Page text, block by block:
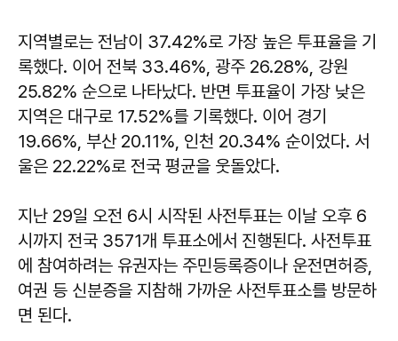
지역별로는 전남이 37.42%로 가장 높은 투표율을 기
록했다. 이어 전북 33.46%, 광주 26.28%, 강원
25.82% 순으로 나타났다. 반면 투표율이 가장 낮은
지역은 대구로 17.52%를 기록했다. 이어 경기
19.66%, 부산 20.11%, 인천 20.34% 순이었다. 서
울은 22.22%로 전국 평균을 웃돌았다.
지난 29일 오전 6시 시작된 사전투표는 이날 오후 6
시까지 전국 3571개 투표소에서 진행된다. 사전투표
에 참여하려는 유권자는 주민등록증이나 운전면허증,
여권 등 신분증을 지참해 가까운 사전투표소를 방문하
면 된다.